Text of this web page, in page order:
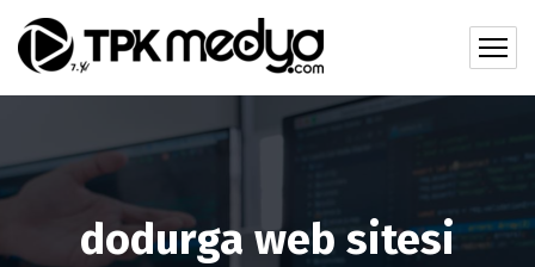
dodurga web sitesi